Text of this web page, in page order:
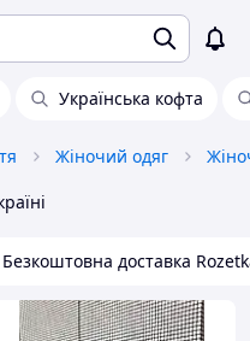
Українська кофта
Жіночий одяг
Безкоштовна доставка